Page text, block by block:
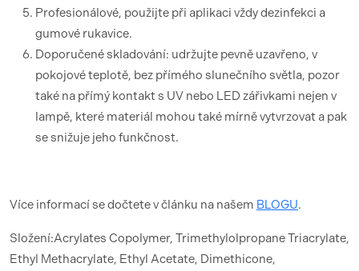
Profesionálové, použijte při aplikaci vždy dezinfekci a
gumové rukavice.
Doporučené skladování: udržujte pevně uzavřeno, v
pokojové teplotě, bez přímého slunečního světla, pozor
také na přímý kontakt s UV nebo LED zářivkami nejen v
lampě, které materiál mohou také mírně vytvrzovat a pak
se snižuje jeho funkčnost.
Více informací se dočtete v článku na našem BLOGU.
Složení:Acrylates Copolymer, Trimethylolpropane Triacrylate,
Ethyl Methacrylate, Ethyl Acetate, Dimethicone,